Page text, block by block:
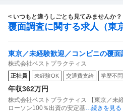
< いつもと違うしごとも見てみませんか？
覆面調査に関する求人（東
東京／未経験歓迎／コンビニの覆
定基盤／月５日在宅／残業月10時間
株式会社ベストプラクティス
正社員 未経験OK 交通費支給 学歴不問
年収362万円
株式会社ベストプラクティス 【東京／
ローソン100％出資の安定基 …続きを見る